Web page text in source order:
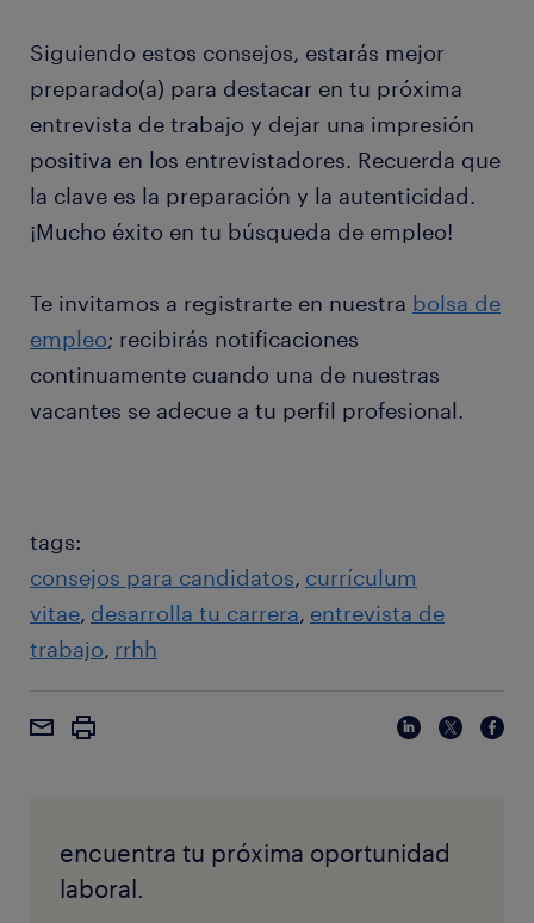
Siguiendo estos consejos, estarás mejor
preparado(a) para destacar en tu próxima
entrevista de trabajo y dejar una impresión
positiva en los entrevistadores. Recuerda que
la clave es la preparación y la autenticidad.
¡Mucho éxito en tu búsqueda de empleo!
Te invitamos a registrarte en nuestra bolsa de
empleo; recibirás notificaciones
continuamente cuando una de nuestras
vacantes se adecue a tu perfil profesional.
tags:
consejos para candidatos currículum
vitae desarrolla tu carrera entrevista de
trabajo rrhh
encuentra tu próxima oportunidad
laboral.